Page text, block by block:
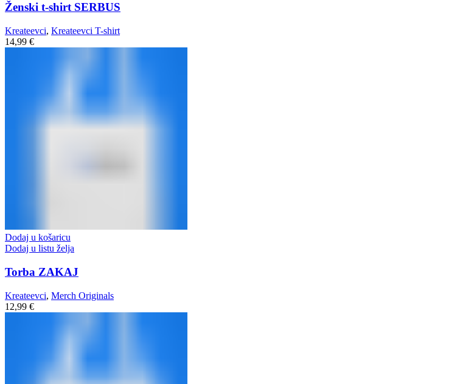
Ženski t-shirt SERBUS
Kreateevci, Kreateevci T-shirt
14,99 €
Dodaj u košaricu
Dodaj u listu želja
Torba ZAKAJ
Kreateevci, Merch Originals
12,99 €